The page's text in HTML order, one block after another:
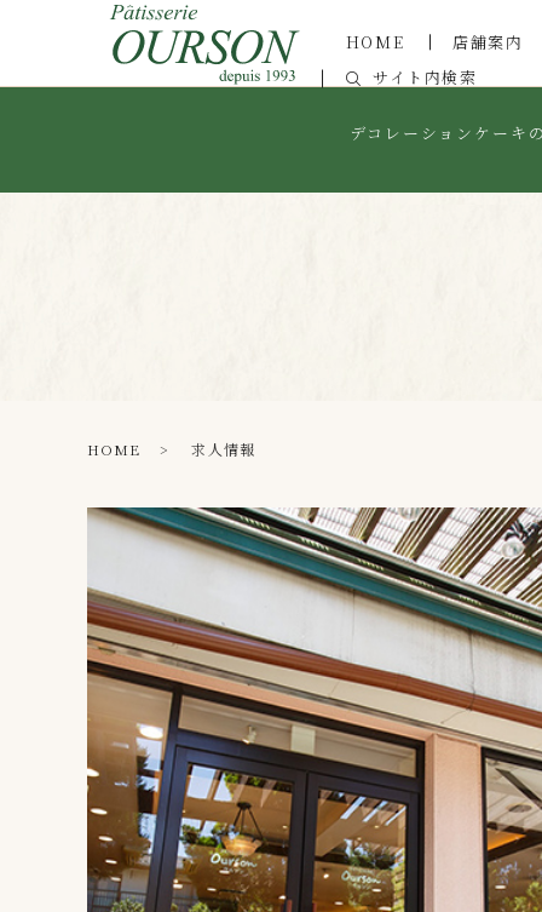
HOME 店舗案内
サイト内検索
デコレーションケーキ
HOME 求人情報